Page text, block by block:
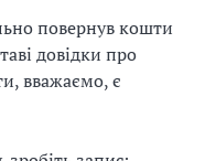
повернув кошти
довідки про
вважаємо, є